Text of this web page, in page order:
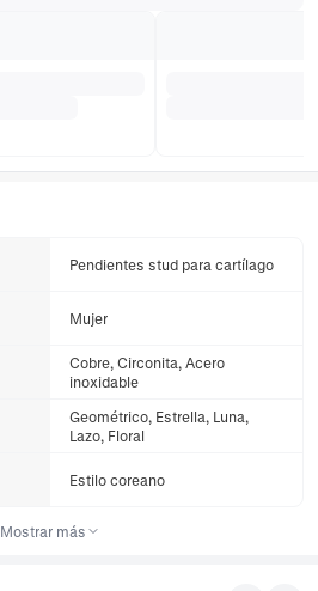
Pendientes stud para cartílago
Mujer
Cobre, Circonita, Acero
inoxidable
Geométrico, Estrella, Luna,
Lazo, Floral
Estilo coreano
Mostrar más